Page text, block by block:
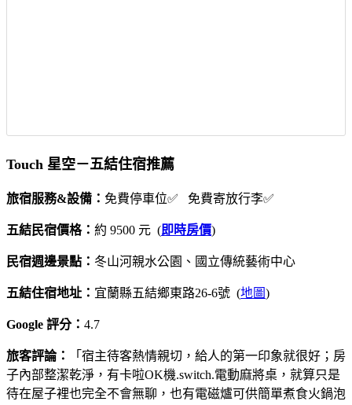
Touch 星空－五結住宿推薦
旅宿服務&設備： 免費停車位✅ 免費寄放行李✅
五結民宿價格： 約 9500 元 (即時房價)
民宿週邊景點： 冬山河親水公園、國立傳統藝術中心
五結住宿地址： 宜蘭縣五結鄉東路26-6號 (地圖)
Google 評分： 4.7
旅客評論：
「宿主待客熱情親切，給人的第一印象就很好；房
子內部整潔乾淨，有卡啦OK機.switch.電動麻將桌，就算只是
待在屋子裡也完全不會無聊，也有電磁爐可供簡單煮食火鍋泡